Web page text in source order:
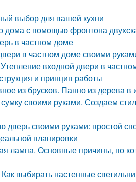
выбор для вашей кухни
дома с помощью фронтона
в частном доме
в частном доме своими
входной двери в
и принцип работы
из брусков. Панно из дерева в
своими руками. Создаем
дверь своими руками: простой
планировки
лампа. Основные причины, по
выбирать настенные